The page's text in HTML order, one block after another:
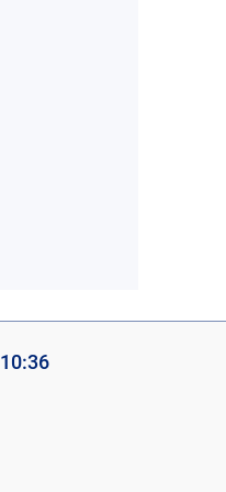
10:36